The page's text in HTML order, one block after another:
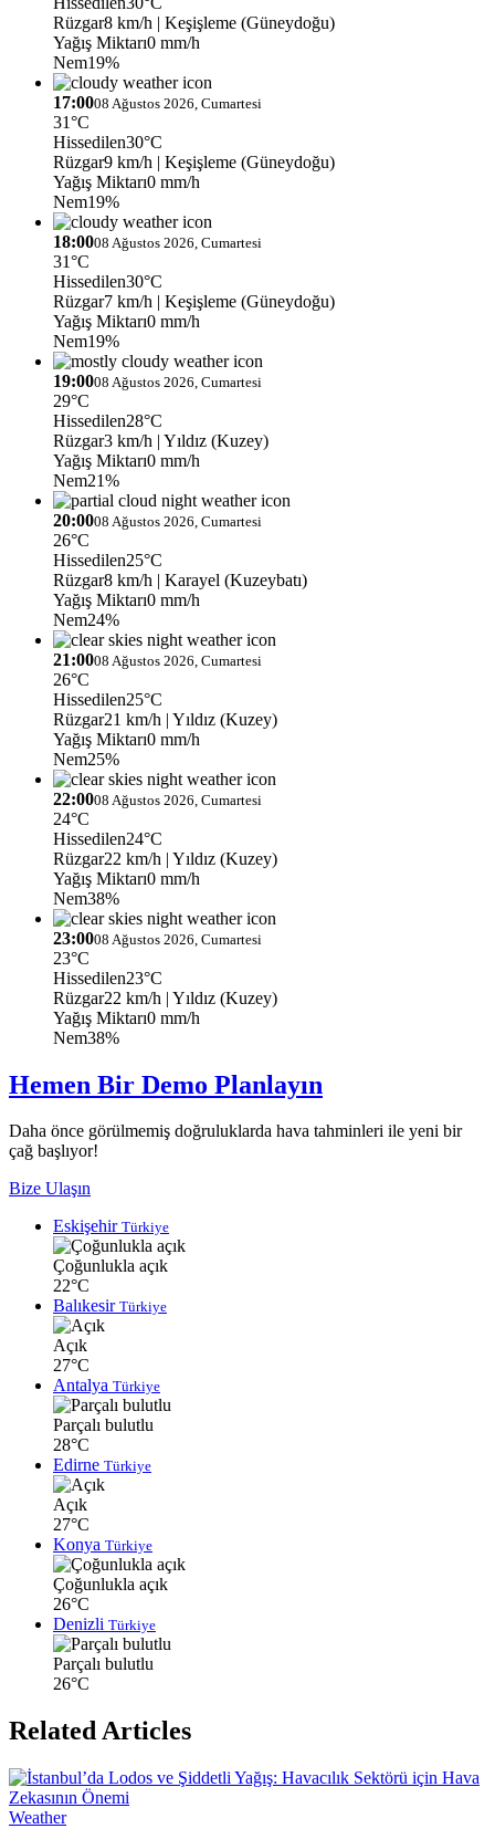
Rüzgar8 km/h | Keşişleme (Güneydoğu)
Yağış Miktarı0 mm/h
Nem19%
17:0008 Ağustos 2026, Cumartesi
31°C
Hissedilen30°C
Rüzgar9 km/h | Keşişleme (Güneydoğu)
Yağış Miktarı0 mm/h
Nem19%
18:0008 Ağustos 2026, Cumartesi
31°C
Hissedilen30°C
Rüzgar7 km/h | Keşişleme (Güneydoğu)
Yağış Miktarı0 mm/h
Nem19%
19:0008 Ağustos 2026, Cumartesi
29°C
Hissedilen28°C
Rüzgar3 km/h | Yıldız (Kuzey)
Yağış Miktarı0 mm/h
Nem21%
20:0008 Ağustos 2026, Cumartesi
26°C
Hissedilen25°C
Rüzgar8 km/h | Karayel (Kuzeybatı)
Yağış Miktarı0 mm/h
Nem24%
21:0008 Ağustos 2026, Cumartesi
26°C
Hissedilen25°C
Rüzgar21 km/h | Yıldız (Kuzey)
Yağış Miktarı0 mm/h
Nem25%
22:0008 Ağustos 2026, Cumartesi
24°C
Hissedilen24°C
Rüzgar22 km/h | Yıldız (Kuzey)
Yağış Miktarı0 mm/h
Nem38%
23:0008 Ağustos 2026, Cumartesi
23°C
Hissedilen23°C
Rüzgar22 km/h | Yıldız (Kuzey)
Yağış Miktarı0 mm/h
Nem38%
Hemen Bir Demo Planlayın
Daha önce görülmemiş doğruluklarda hava tahminleri ile yeni bir
çağ başlıyor!
Bize Ulaşın
Eskişehir Türkiye
Çoğunlukla açık
22°C
Balıkesir Türkiye
Açık
27°C
Antalya Türkiye
Parçalı bulutlu
28°C
Edirne Türkiye
Açık
27°C
Konya Türkiye
Çoğunlukla açık
26°C
Denizli Türkiye
Parçalı bulutlu
26°C
Related Articles
Weather